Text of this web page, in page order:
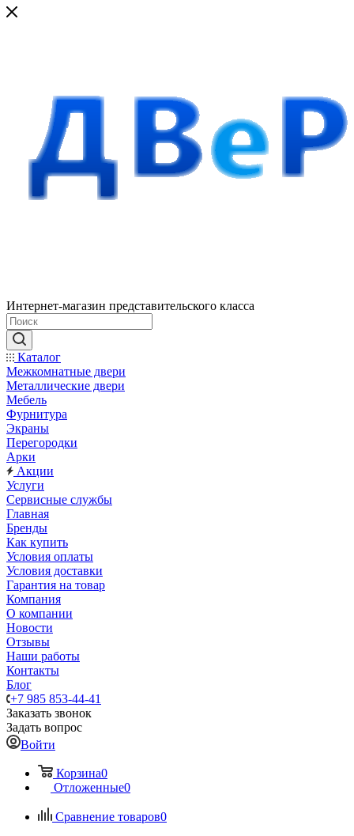
Интернет-магазин представительского класса
Каталог
Межкомнатные двери
Металлические двери
Мебель
Фурнитура
Экраны
Перегородки
Арки
Акции
Услуги
Сервисные службы
Главная
Бренды
Как купить
Условия оплаты
Условия доставки
Гарантия на товар
Компания
О компании
Новости
Отзывы
Наши работы
Контакты
Блог
+7 985 853-44-41
Заказать звонок
Задать вопрос
Войти
Корзина0
Отложенные0
Сравнение товаров0